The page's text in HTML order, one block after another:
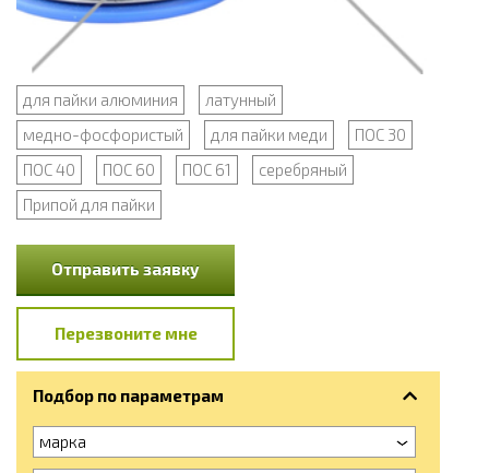
для пайки алюминия
латунный
медно-фосфористый
для пайки меди
ПОС 30
ПОС 40
ПОС 60 ПОС 61
серебряный
Припой для пайки
Отправить заявку
Перезвоните мне
Подбор по параметрам
марка